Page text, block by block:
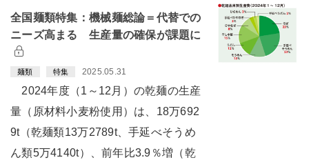
全国麺類特集：機械麺総論＝代替での
ニーズ高まる 生産量の確保が課題に
麺類 特集 2025.05.31
2024年度（1～12月）の乾麺の生産
量（原材料小麦粉使用）は、18万692
9t（乾麺類13万2789t、手延べそうめ
ん類5万4140t）、前年比3.9％増（乾